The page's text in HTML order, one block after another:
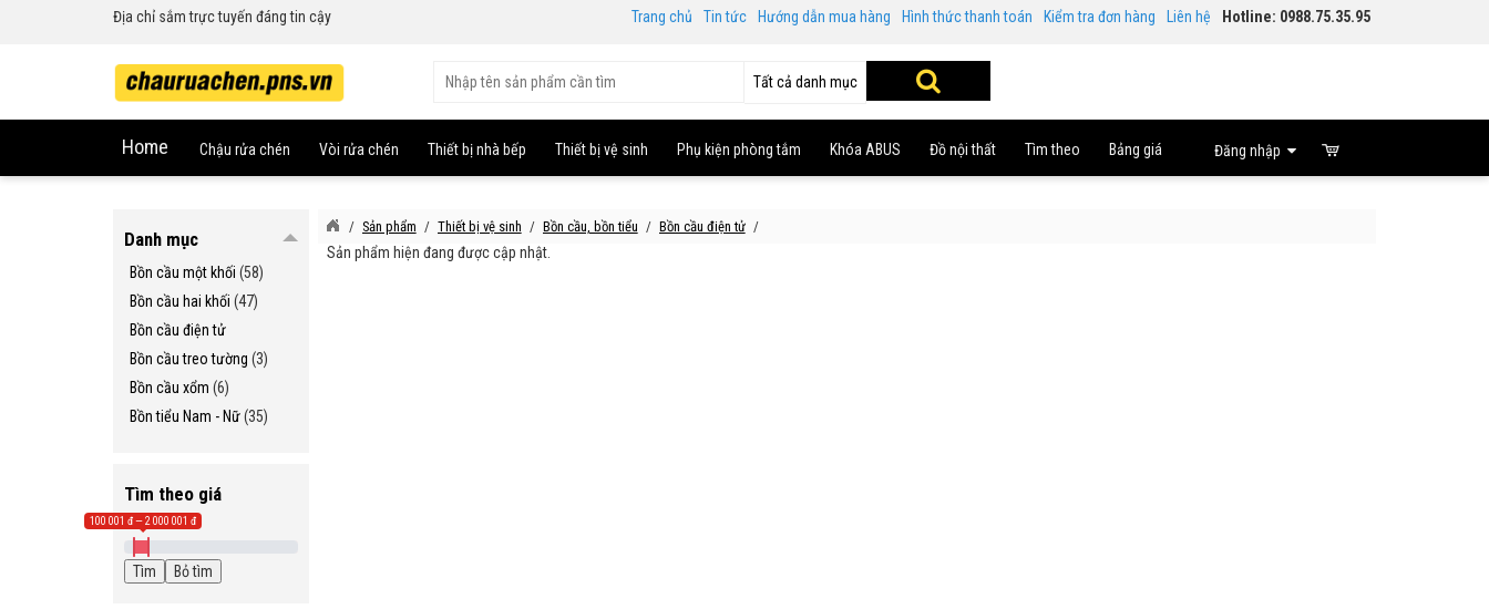
Địa chỉ sắm trực tuyến đáng tin cậy Trang chủ Tin tức Hướng dẫn mua hàng Hình thức thanh toán Kiểm tra đơn hàng Liên hệ Hotline: 0988.75.35.95
Tất cả danh mục
Home Chậu rửa chén Vòi rửa chén Thiết bị nhà bếp Thiết bị vệ sinh Phụ kiện phòng tắm Khóa ABUS Đồ nội thất Tìm theo Bảng giá Đăng nhập
Danh mục
Bồn cầu một khối (58)
Bồn cầu hai khối (47)
Bồn cầu điện tử
Bồn cầu treo tường (3)
Bồn cầu xổm (6)
Bồn tiểu Nam - Nữ(35)
Tìm theo giá
100 001 đ — 2 000 001 đ
Sản phẩm Thiết bị vệ sinh Bồn cầu, bồn tiểu Bồn cầu điện tử
Sản phẩm hiện đang được cập nhật.